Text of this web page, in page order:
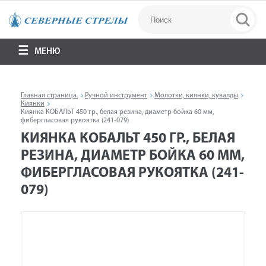
МЕНЮ
Главная страница. Ручной инструмент
Молотки, киянки, кувалды
Киянки
Киянка КОБАЛЬТ 450 гр., белая резина, диаметр бойка 60 мм,
фибергласовая рукоятка (241-079)
КИЯНКА КОБАЛЬТ 450 ГР., БЕЛАЯ
РЕЗИНА, ДИАМЕТР БОЙКА 60 ММ,
ФИБЕРГЛАСОВАЯ РУКОЯТКА (241-
079)